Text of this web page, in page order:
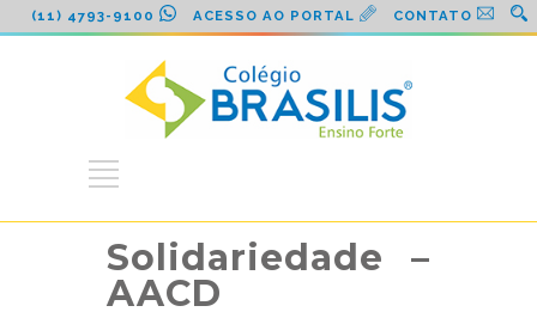
(11) 4793-9100 ACESSO AO PORTAL CONTATO
Solidariedade –
AACD